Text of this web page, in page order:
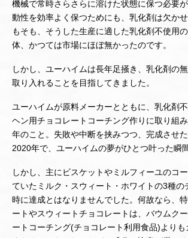
機械で常時さらさらに溶けた状態に保つ必要
動性を効率よく保つためにも、乳化剤は欠か
もそも、そうした生産に適した乳化剤不使用
体、かつては市場にほぼ無かったのです。
しかし、ユーハイムは長年足掻き、乳化剤の
取り入れることを目指してきました。
ユーハイムが原料メーカーとともに、乳化剤
ヘン用チョコレートコーチング作りに取り組
年のこと。失敗や中断を挟みつつ、完成させ
2020年で、ユーハイムの夢がひとつ叶った瞬
しかし、主にビスケットやミルフィーユのコ
ていたミルク・スウィート・ホワイトの3種の
時に達成とはなりませんでした。何故なら、
ートやスウィートチョコレートは、バウムク
ートコーチング(チョコレート利用食品)より